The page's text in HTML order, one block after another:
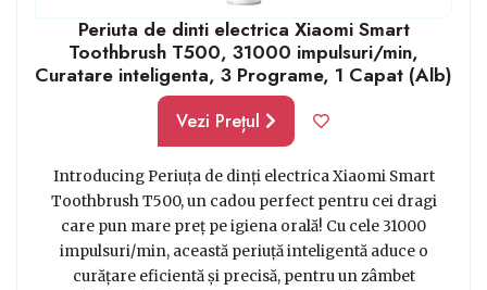
Periuta de dinti electrica Xiaomi Smart
Toothbrush T500, 31000 impulsuri/min,
Curatare inteligenta, 3 Programe, 1 Capat (Alb)
Vezi Prețul
Introducing Periuța de dinți electrica Xiaomi Smart
Toothbrush T500, un cadou perfect pentru cei dragi
care pun mare preț pe igiena orală! Cu cele 31000
impulsuri/min, această periuță inteligentă aduce o
curățare eficientă și precisă, pentru un zâmbet